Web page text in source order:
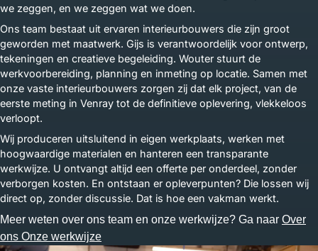
we zeggen, en we zeggen wat we doen.
Ons team bestaat uit ervaren interieurbouwers die zijn groot
geworden met maatwerk. Gijs is verantwoordelijk voor ontwerp,
tekeningen en creatieve begeleiding. Wouter stuurt de
werkvoorbereiding, planning en inmeting op locatie. Samen met
onze vaste interieurbouwers zorgen zij dat elk project, van de
eerste meting in Venray tot de definitieve oplevering, vlekkeloos
verloopt.
Wij produceren uitsluitend in eigen werkplaats, werken met
hoogwaardige materialen en hanteren een transparante
werkwijze. U ontvangt altijd een offerte per onderdeel, zonder
verborgen kosten. En ontstaan er opleverpunten? Die lossen wij
direct op, zonder discussie. Dat is hoe een vakman werkt.
Meer weten over ons team en onze werkwijze? Ga naar Over
ons Onze werkwijze